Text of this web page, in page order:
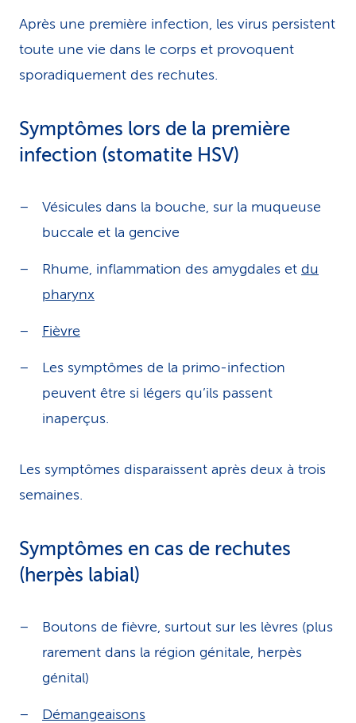
Après une première infection, les virus persistent
toute une vie dans le corps et provoquent
sporadiquement des rechutes.
Symptômes lors de la première
infection (stomatite HSV)
Vésicules dans la bouche, sur la muqueuse
buccale et la gencive
Rhume, inflammation des amygdales et du
pharynx
Fièvre
Les symptômes de la primo-infection
peuvent être si légers qu’ils passent
inaperçus.
Les symptômes disparaissent après deux à trois
semaines.
Symptômes en cas de rechutes
(herpès labial)
Boutons de fièvre, surtout sur les lèvres (plus
rarement dans la région génitale, herpès
génital)
Démangeaisons